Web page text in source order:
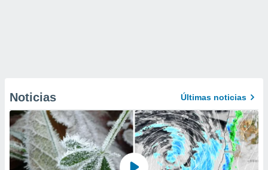
Noticias Últimas noticias